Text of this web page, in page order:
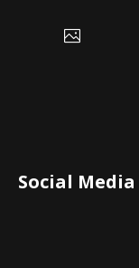
Social Media